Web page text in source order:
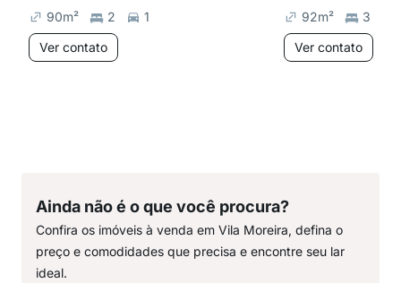
90m² 2
1
Ver contato
92m² 3
Ver contato
Ainda não é o que você procura?
Confira os imóveis à venda em Vila Moreira, defina o
preço e comodidades que precisa e encontre seu lar
ideal.